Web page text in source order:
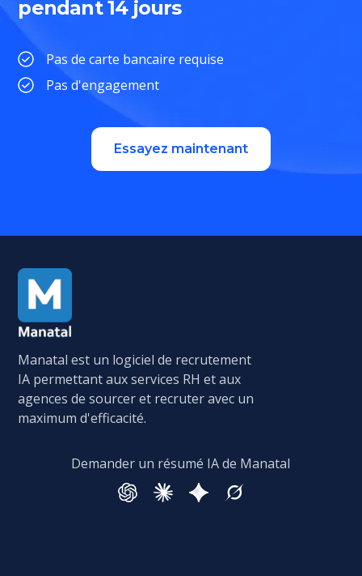
pendant 14 jours
Pas de carte bancaire requise
Pas d'engagement
Essayez maintenant
Manatal est un logiciel de recrutement
IA permettant aux services RH et aux
agences de sourcer et recruter avec un
maximum d'efficacité.
Demander un résumé IA de Manatal